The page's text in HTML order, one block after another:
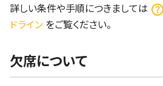
詳しい条件や手順につきましては
ドライン をご覧ください。
欠席について